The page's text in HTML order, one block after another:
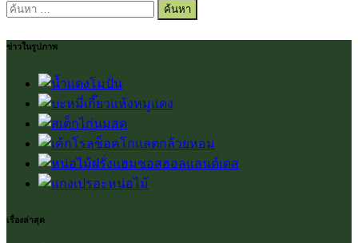
ค้นหา
ข่าวในรูปภาพ
เรื่องล่าสุด